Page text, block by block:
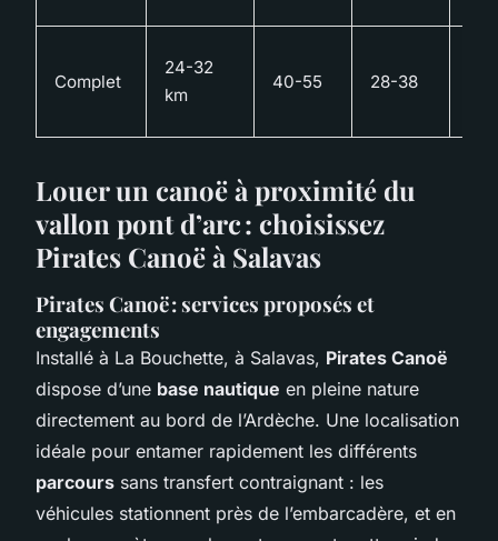
Complet
24-32
km
40-55 28-38
Louer un canoë à proximité du
vallon pont d’arc : choisissez
Pirates Canoë à Salavas
Pirates Canoë : services proposés et
engagements
Installé à La Bouchette, à Salavas, Pirates Canoë
dispose d’une base nautique en pleine nature
directement au bord de l’Ardèche. Une localisation
idéale pour entamer rapidement les différents
parcours sans transfert contraignant : les
véhicules stationnent près de l’embarcadère, et en